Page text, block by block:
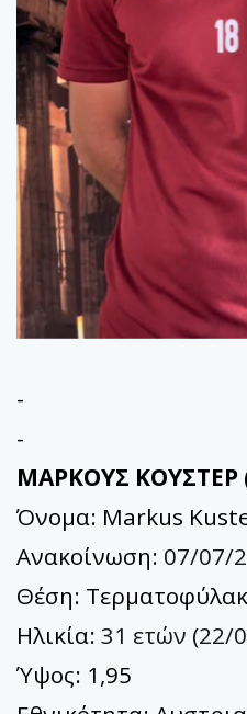
-
-
ΜΑΡΚΟΥΣ ΚΟΥΣΤΕΡ
Όνομα: Markus
Ανακοίνωση: 07/07/
Θέση:
Ηλικία: 31 ετών (22/
Ύψος: 1,95